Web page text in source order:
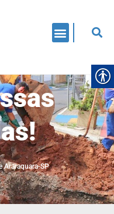
Araraquara-SP